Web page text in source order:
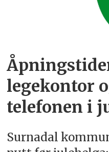
legekontor
telefonen i
Surnadal